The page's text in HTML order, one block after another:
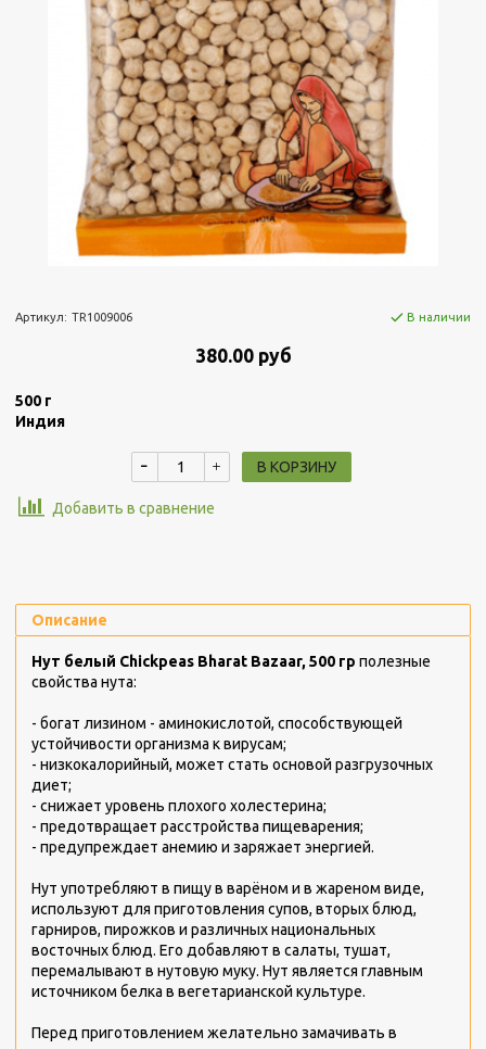
Артикул: TR1009006 В наличии
380.00 руб
500 г
Индия
В КОРЗИНУ
Добавить в сравнение
Описание
Нут белый Chickpeas Bharat Bazaar, 500 гр полезные
свойства нута:
- богат лизином - аминокислотой, способствующей
устойчивости организма к вирусам;
- низкокалорийный, может стать основой разгрузочных
диет;
- снижает уровень плохого холестерина;
- предотвращает расстройства пищеварения;
- предупреждает анемию и заряжает энергией.
Нут употребляют в пищу в варёном и в жареном виде,
используют для приготовления супов, вторых блюд,
гарниров, пирожков и различных национальных
восточных блюд. Его добавляют в салаты, тушат,
перемалывают в нутовую муку. Нут является главным
источником белка в вегетарианской культуре.
Перед приготовлением желательно замачивать в